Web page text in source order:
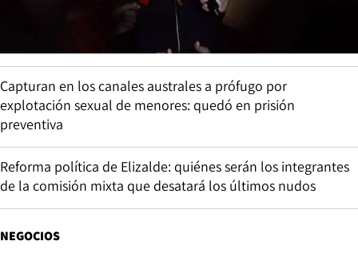
Capturan en los canales australes a prófugo por
explotación sexual de menores: quedó en prisión
preventiva
Reforma política de Elizalde: quiénes serán los integrantes
de la comisión mixta que desatará los últimos nudos
NEGOCIOS